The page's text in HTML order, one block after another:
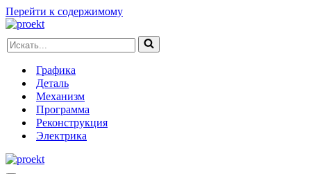
Перейти к содержимому
Искать...
Графика
Деталь
Механизм
Программа
Реконструкция
Электрика